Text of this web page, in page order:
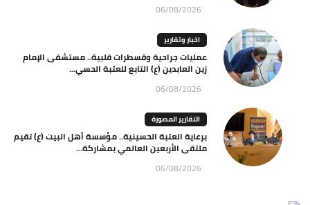
06/08/2026
اخبار وتقارير
عمليات جراحية وقسطرات قلبية.. مستشفى الإمام
زين العابدين (ع) التابع للعتبة الحسي...
06/08/2026
التقارير المصورة
برعاية العتبة الحسينية.. مؤسسة أهل البيت (ع) تقيم
ملتقى الأربعين العالمي بمشاركة...
06/08/2026